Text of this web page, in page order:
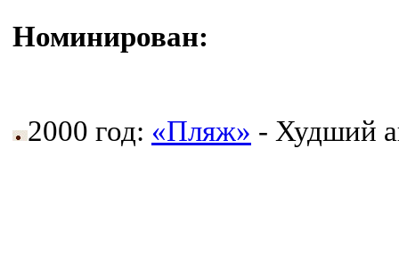
Номинирован:
2000 год: «Пляж» - Худший